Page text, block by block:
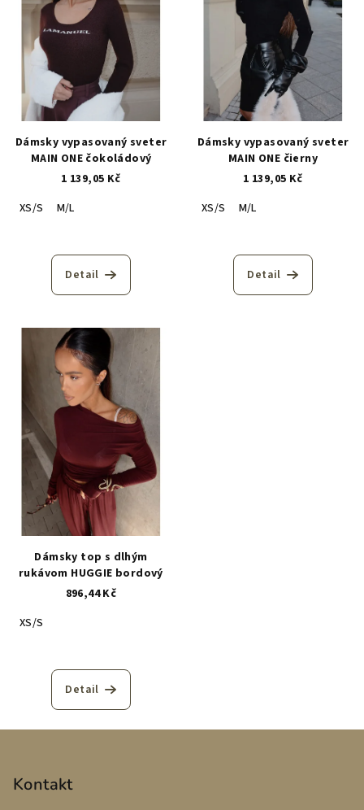
Dámsky vypasovaný sveter
MAIN ONE čokoládový
1 139,05 Kč
XS/S
M/L
Detail
Dámsky vypasovaný sveter
MAIN ONE čierny
1 139,05 Kč
XS/S
M/L
Detail
Dámsky top s dlhým
rukávom HUGGIE bordový
896,44 Kč
XS/S
Detail
Kontakt